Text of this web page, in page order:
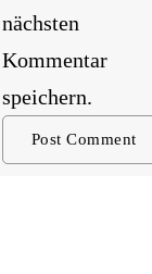
nächsten
Kommentar
speichern.